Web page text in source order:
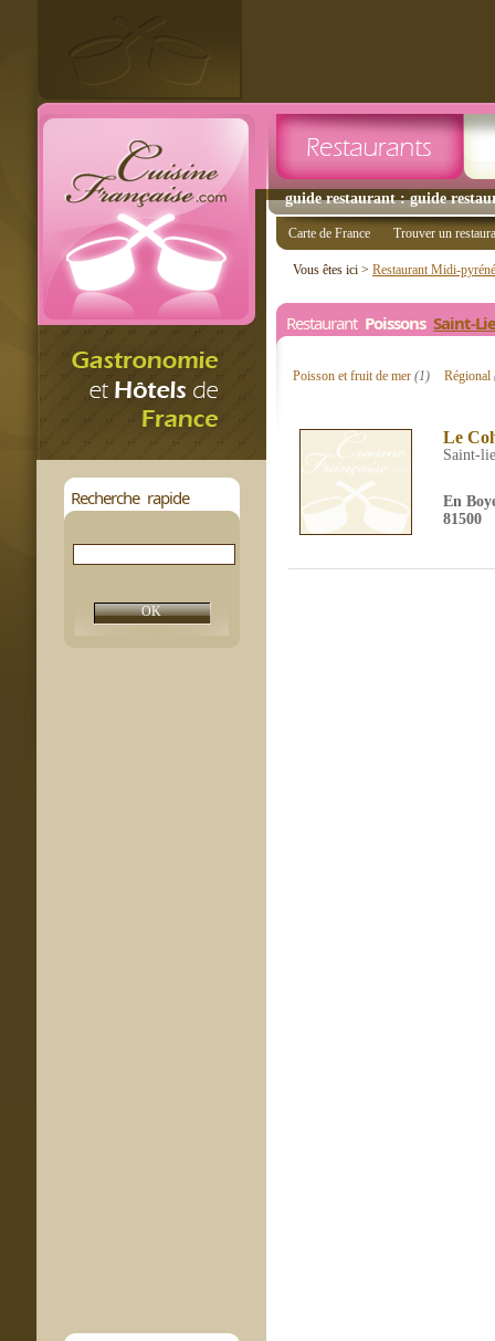
guide restaurant : guide
Recherche rapide
Carte de France Trouver un
Vous êtes ici > Restaurant Midi-
Restaurant Poissons Saint-
Poisson et fruit de mer (1) Régional
Le
Saint-
En
81500